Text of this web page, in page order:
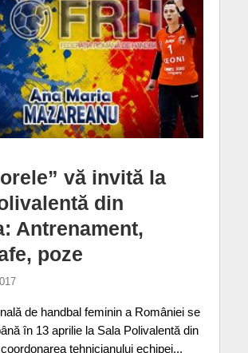
vă invită la
din
Antrenament,
poze
de handbal feminin a României se
în 13 aprilie la Sala Polivalentă din
tehnicianului echipei...